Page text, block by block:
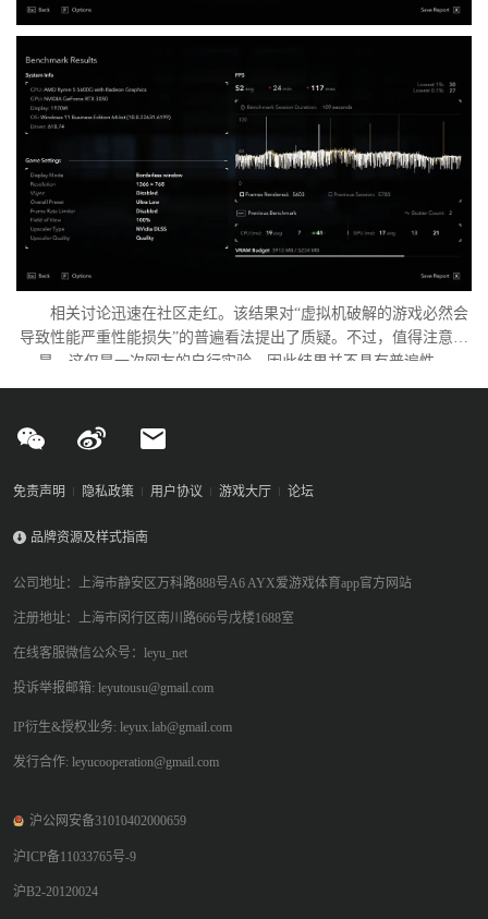
相关讨论迅速在社区走红。该结果对“虚拟机破解的游戏必然会
导致性能严重性能损失”的普遍看法提出了质疑。不过，值得注意的
是，这仅是一次网友的自行实验，因此结果并不具有普遍性。
免责声明 隐私政策 用户协议 游戏大厅 论坛
品牌资源及样式指南
公司地址：上海市静安区万科路888号A6 AYX爱游戏体育app官方网站
注册地址：上海市闵行区南川路666号戊楼1688室
在线客服微信公众号：leyu_net
投诉举报邮箱: leyutousu@gmail.com
IP衍生&授权业务: leyux.lab@gmail.com
发行合作: leyucooperation@gmail.com
沪公网安备31010402000659
沪ICP备11033765号-9
沪B2-20120024